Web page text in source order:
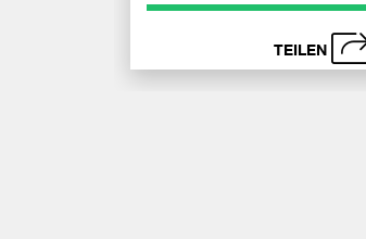
TEILEN